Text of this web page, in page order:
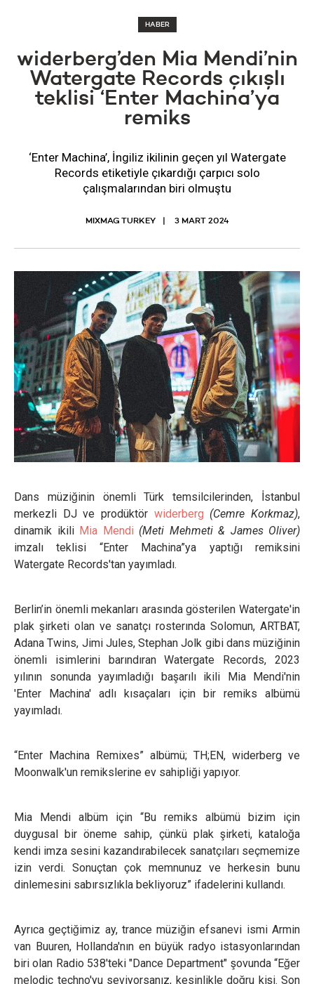
HABER
widerberg’den Mia Mendi’nin
Watergate Records çıkışlı
teklisi ‘Enter Machina’ya
remiks
‘Enter Machina’, İngiliz ikilinin geçen yıl Watergate
Records etiketiyle çıkardığı çarpıcı solo
çalışmalarından biri olmuştu
MIXMAG TURKEY 3 MART 2024
Dans müziğinin önemli Türk temsilcilerinden, İstanbul
merkezli DJ ve prodüktör widerberg (Cemre Korkmaz),
dinamik ikili Mia Mendi (Meti Mehmeti & James Oliver)
imzalı teklisi “Enter Machina”ya yaptığı remiksini
Watergate Records'tan yayımladı.
Berlin’in önemli mekanları arasında gösterilen Watergate'in
plak şirketi olan ve sanatçı rosterında Solomun, ARTBAT,
Adana Twins, Jimi Jules, Stephan Jolk gibi dans müziğinin
önemli isimlerini barındıran Watergate Records, 2023
yılının sonunda yayımladığı başarılı ikili Mia Mendi'nin
'Enter Machina' adlı kısaçaları için bir remiks albümü
yayımladı.
“Enter Machina Remixes” albümü; TH;EN, widerberg ve
Moonwalk'un remikslerine ev sahipliği yapıyor.
Mia Mendi albüm için “Bu remiks albümü bizim için
duygusal bir öneme sahip, çünkü plak şirketi, kataloğa
kendi imza sesini kazandırabilecek sanatçıları seçmemize
izin verdi. Sonuçtan çok memnunuz ve herkesin bunu
dinlemesini sabırsızlıkla bekliyoruz” ifadelerini kullandı.
Ayrıca geçtiğimiz ay, trance müziğin efsanevi ismi Armin
van Buuren, Hollanda'nın en büyük radyo istasyonlarından
biri olan Radio 538'teki "Dance Department" şovunda “Eğer
melodic techno'yu seviyorsanız, kesinlikle doğru kişi. Son